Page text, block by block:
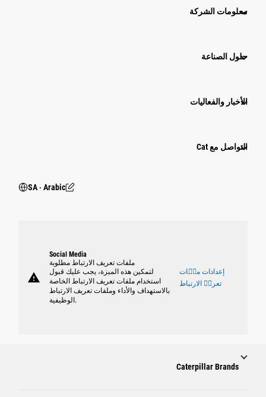
معلومات الشركة
حلول الصناعة
الأخبار والفعاليات
التواصل مع Cat
SA ‧ Arabic
warning
Social Media
ملفات تعريف الارتباط مطلوبة
لتمكين هذه الميزة، يجب عليك قبول
استخدام ملفات تعريف الارتباط الخاصة
بالاستهداف والأداء وملفات تعريف الارتباط
الوظيفية.
إعدادات ملٝات
تعريٝ الارتباط
Caterpillar Brands